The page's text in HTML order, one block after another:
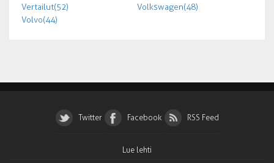
Vertailut (52)
Volkswagen (48)
Volvo (44)
Twitter Facebook RSS Feed
Lue lehti